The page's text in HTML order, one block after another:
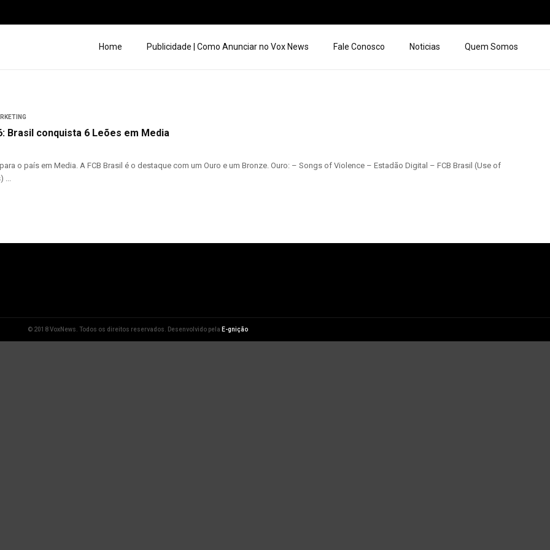
Home Publicidade | Como Anunciar no Vox News Fale Conosco Noticias Quem Somos
Brasil conquista 6 Leões em Media
o país em Media. A FCB Brasil é o destaque com um Ouro e um Bronze. Ouro: – Songs of Violence – Estadão Digital – FCB Brasil (Use of
...
© 2018 VoxNews. Todos os direitos reservados. Desenvolvido pela E-gnição